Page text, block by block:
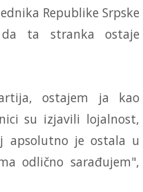
Republike Srpske
ta stranka ostaje
ostajem ja kao
su izjavili lojalnost,
apsolutno je ostala u
odlično sarađujem",